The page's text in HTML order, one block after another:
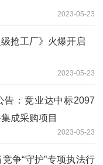
2023-05-23
抢工厂》火爆开启
2023-05-23
告：竞业达中标2097
成采购项目
2023-05-23
争“守护”专项执法行